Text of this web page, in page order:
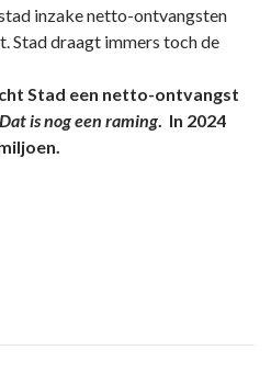
inzake netto-ontvangsten
Stad draagt immers toch de
Stad een netto-ontvangst
Dat is nog een raming. In 2024